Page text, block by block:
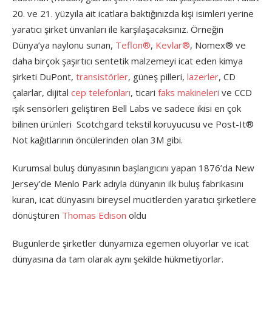
20. ve 21. yüzyıla ait icatlara baktığınızda kişi isimleri yerine
yaratıcı şirket ünvanları ile karşılaşacaksınız. Örneğin
Dünya’ya naylonu sunan, Teflon®, Kevlar®, Nomex® ve
daha birçok şaşırtıcı sentetik malzemeyi icat eden kimya
şirketi DuPont, transistörler, güneş pilleri, lazerler, CD
çalarlar, dijital cep telefonları, ticari faks makineleri ve CCD
ışık sensörleri geliştiren Bell Labs ve sadece ikisi en çok
bilinen ürünleri Scotchgard tekstil koruyucusu ve Post-It®
Not kağıtlarının öncülerinden olan 3M gibi.
Kurumsal buluş dünyasının başlangıcını yapan 1876’da New
Jersey’de Menlo Park adıyla dünyanın ilk buluş fabrikasını
kuran, icat dünyasını bireysel mucitlerden yaratıcı şirketlere
dönüştüren Thomas Edison oldu
Bugünlerde şirketler dünyamıza egemen oluyorlar ve icat
dünyasına da tam olarak aynı şekilde hükmetiyorlar.